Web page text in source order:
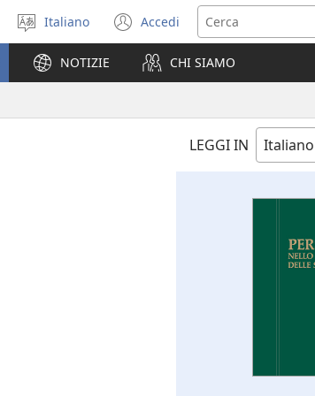
Seleziona
la
lingua
Italiano Accedi
(apre
una
nuova
finestra)
NOTIZIE CHI SIAMO
LEGGI IN